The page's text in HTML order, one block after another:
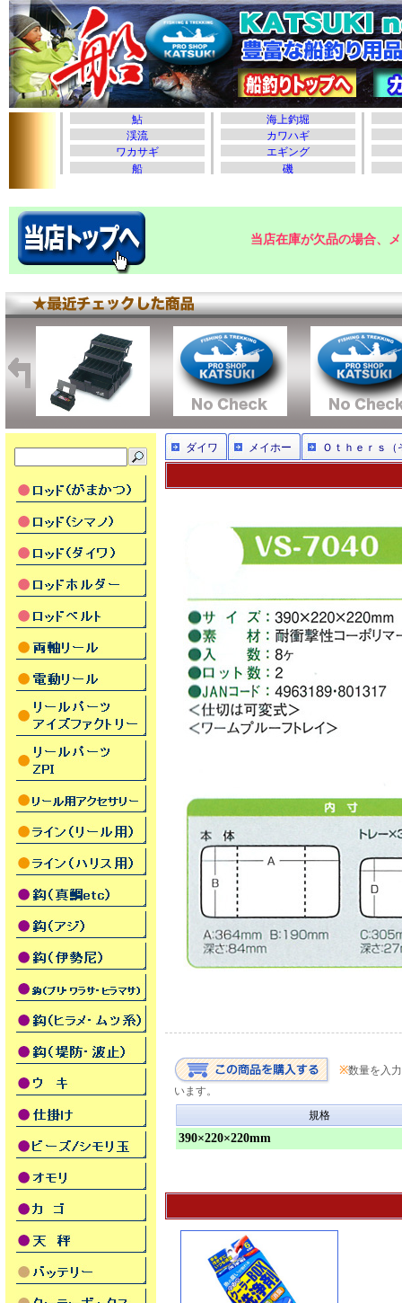
当店在庫が欠品の場合、
ダイワ メイホー Ｏｔｈｅｒｓ（
※数量を入
います。
規格
390×220×220mm